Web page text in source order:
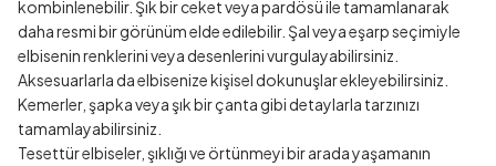
kombinlenebilir. Şık bir ceket veya pardösü ile tamamlanarak
daha resmi bir görünüm elde edilebilir. Şal veya eşarp seçimiyle
elbisenin renklerini veya desenlerini vurgulayabilirsiniz.
Aksesuarlarla da elbisenize kişisel dokunuşlar ekleyebilirsiniz.
Kemerler, şapka veya şık bir çanta gibi detaylarla tarzınızı
tamamlayabilirsiniz.
Tesettür elbiseler, şıklığı ve örtünmeyi bir arada yaşamanın